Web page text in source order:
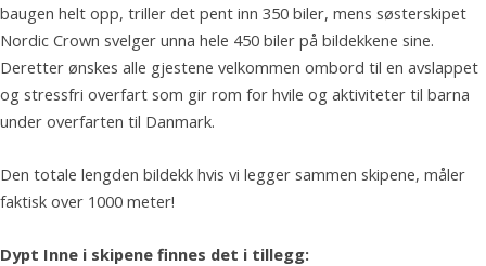
baugen helt opp, triller det pent inn 350 biler, mens søsterskipet
Nordic Crown svelger unna hele 450 biler på bildekkene sine.
Deretter ønskes alle gjestene velkommen ombord til en avslappet
og stressfri overfart som gir rom for hvile og aktiviteter til barna
under overfarten til Danmark.
Den totale lengden bildekk hvis vi legger sammen skipene, måler
faktisk over 1000 meter!
Dypt Inne i skipene finnes det i tillegg: